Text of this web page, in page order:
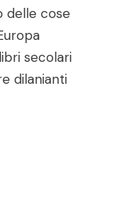
delle cose
secolari
dilanianti